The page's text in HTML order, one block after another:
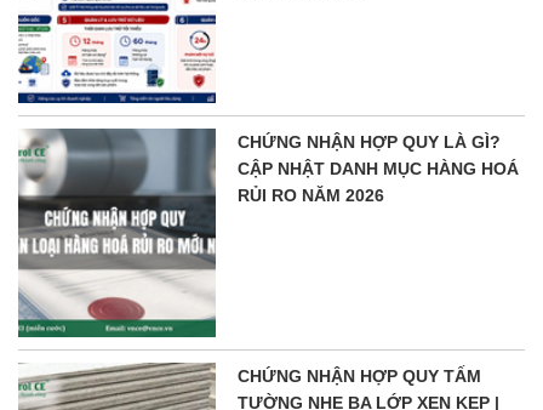
CHỨNG NHẬN HỢP QUY LÀ GÌ?
CẬP NHẬT DANH MỤC HÀNG HOÁ
RỦI RO NĂM 2026
CHỨNG NHẬN HỢP QUY TẤM
TƯỜNG NHẸ BA LỚP XEN KẸP |